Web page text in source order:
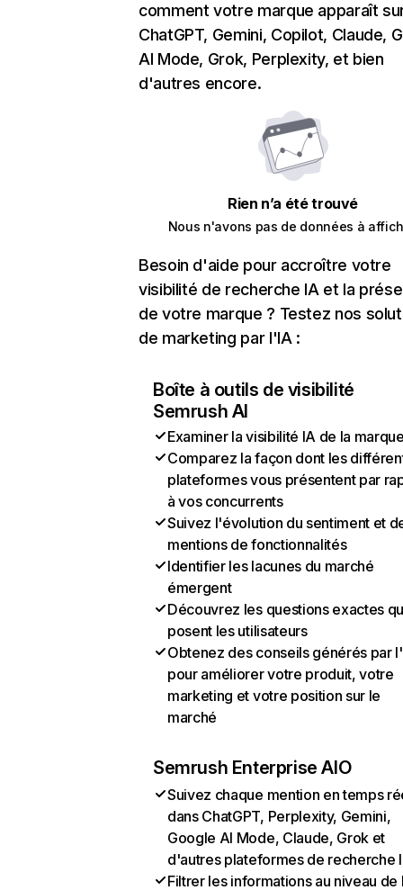
comment votre marque apparaît
ChatGPT, Gemini, Copilot, Claude,
AI Mode, Grok, Perplexity, et bien
d'autres encore.
Rien n’a été trouvé
Nous n'avons pas de données à
Besoin d'aide pour accroître votre
visibilité de recherche IA et la
de votre marque ? Testez nos
de marketing par l'IA :
Boîte à outils de visibilité
Semrush AI
Examiner la visibilité IA de la
Comparez la façon dont les
plateformes vous présentent par
à vos concurrents
Suivez l'évolution du sentiment et
mentions de fonctionnalités
Identifier les lacunes du marché
émergent
Découvrez les questions exactes
posent les utilisateurs
Obtenez des conseils générés par
pour améliorer votre produit, votre
marketing et votre position sur le
marché
Semrush Enterprise AIO
Suivez chaque mention en temps
dans ChatGPT, Perplexity, Gemini,
Google AI Mode, Claude, Grok et
d'autres plateformes de recherche
Filtrer les informations au niveau de